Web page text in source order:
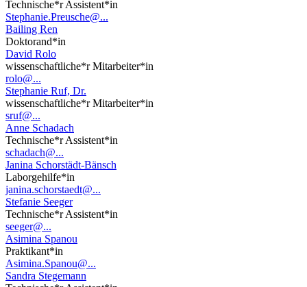
Technische*r Assistent*in
Stephanie.Preusche@...
Bailing Ren
Doktorand*in
David Rolo
wissenschaftliche*r Mitarbeiter*in
rolo@...
Stephanie Ruf, Dr.
wissenschaftliche*r Mitarbeiter*in
sruf@...
Anne Schadach
Technische*r Assistent*in
schadach@...
Janina Schorstädt-Bänsch
Laborgehilfe*in
janina.schorstaedt@...
Stefanie Seeger
Technische*r Assistent*in
seeger@...
Asimina Spanou
Praktikant*in
Asimina.Spanou@...
Sandra Stegemann